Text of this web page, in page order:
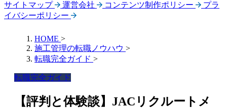
サイトマップ
運営会社 コンテンツ制作ポリシー
プラ
イバシーポリシー
HOME >
施工管理の転職ノウハウ >
転職完全ガイド >
転職完全ガイド
【評判と体験談】JACリクルートメ